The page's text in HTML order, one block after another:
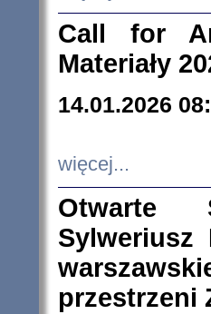
Call for
Materiały
14.01.2026
więcej...
Otwarte
Sylweriusz
przestrzeni